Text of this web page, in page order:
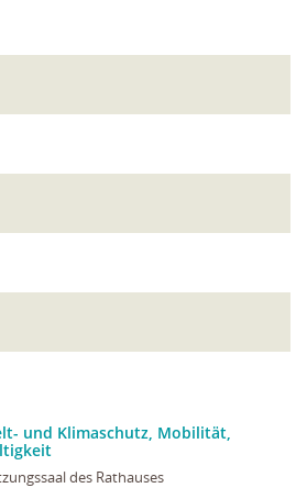
und Klimaschutz, Mobilität,
des Rathauses